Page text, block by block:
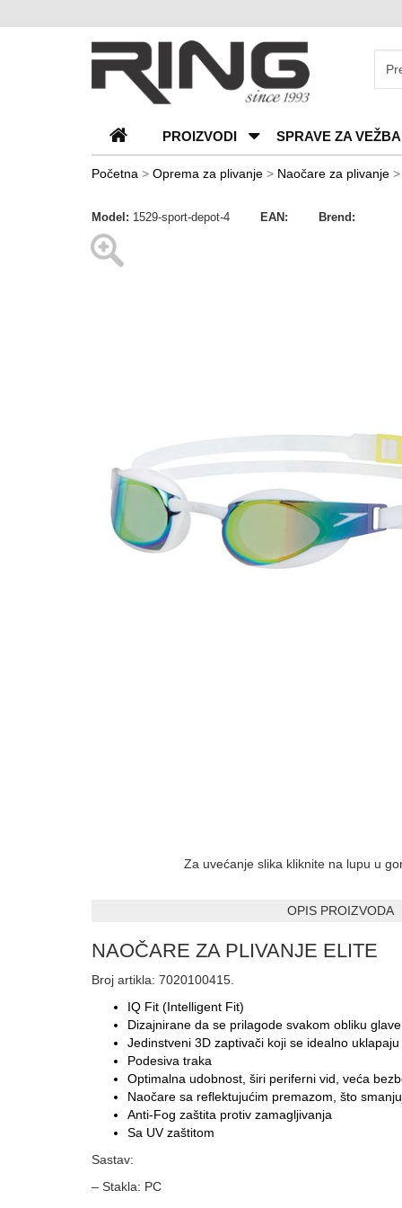
O
nama
Katalozi
Kontakt
Blog
Česta
PROIZVODI SPRAVE ZA
Početna > Oprema za plivanje > Naočare za plivanje >
Model: 1529-sport-depot-4 EAN: Brend:
Za uvećanje slika kliknite na lupu u
OPIS PROIZVODA
NAOČARE ZA PLIVANJE ELITE
Broj artikla: 7020100415.
IQ Fit (Intelligent Fit)
Dizajnirane da se prilagode svakom obliku glave
Jedinstveni 3D zaptivači koji se idealno
Podesiva traka
Optimalna udobnost, širi periferni vid, veća
Naočare sa reflektujućim premazom, što
Anti-Fog zaštita protiv zamagljivanja
Sa UV zaštitom
Sastav:
– Stakla: PC